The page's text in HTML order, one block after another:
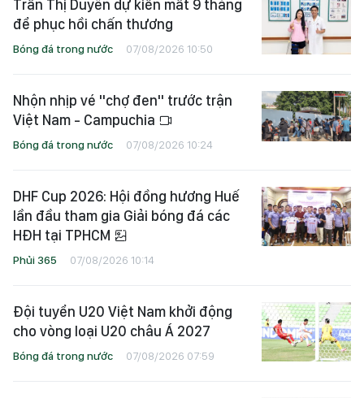
Trần Thị Duyên dự kiến mất 9 tháng
để phục hồi chấn thương
Bóng đá trong nước 07/08/2026 10:50
Nhộn nhịp vé "chợ đen" trước trận
Việt Nam - Campuchia
Bóng đá trong nước 07/08/2026 10:24
DHF Cup 2026: Hội đồng hương Huế
lần đầu tham gia Giải bóng đá các
HĐH tại TPHCM
Phủi 365 07/08/2026 10:14
Đội tuyển U20 Việt Nam khởi động
cho vòng loại U20 châu Á 2027
Bóng đá trong nước 07/08/2026 07:59